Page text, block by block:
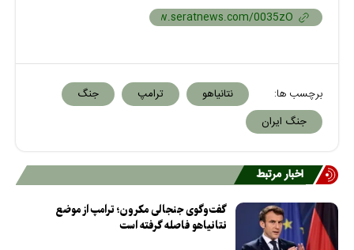
برچسب ها: نتانیاهو ترامپ
جنگ
جنگ ایران
اخبار مرتبط
گفت‌وگوی جنجالی مکرون؛ ترامپ از موضع
نتانیاهو فاصله گرفته است